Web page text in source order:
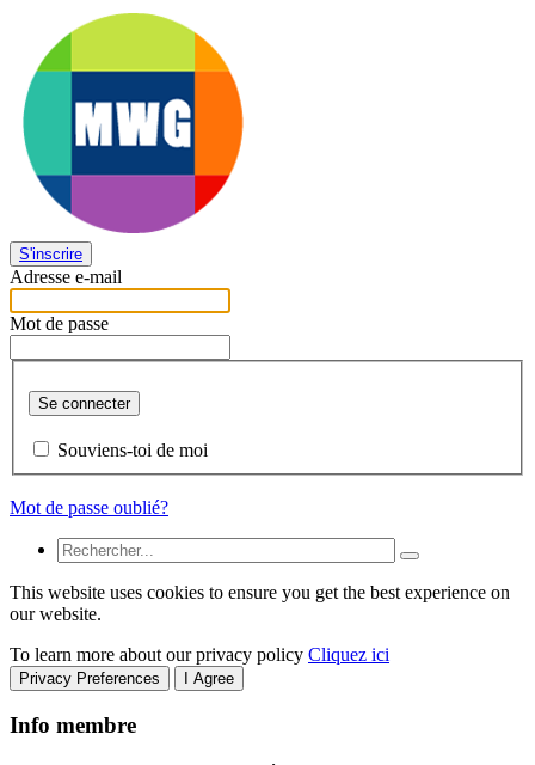
S'inscrire
Adresse e-mail
Mot de passe
Se connecter
Souviens-toi de moi
Mot de passe oublié?
This website uses cookies to ensure you get the best experience on
our website.
To learn more about our privacy policy Cliquez ici
Privacy Preferences I Agree
Info membre